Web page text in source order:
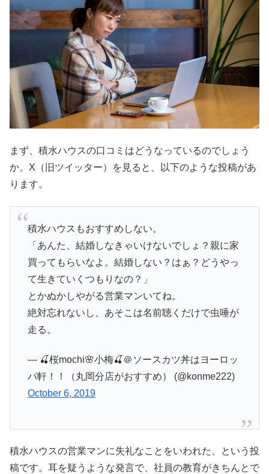
まず、積水ハウスの口コミはどうなっているのでしょう
か。X（旧ツイッター）を見ると、以下のような投稿があ
ります。
積水ハウスもおすすめしない。
「あんた、結婚しなきゃいけないでしょ？親に家
買ってもらいなよ。結婚しない？はぁ？どうやっ
て生きていくつもりなの？」
とかぬかしやがる営業マンいてね。
絶対忘れないし、あそこは名前聴くだけで虫唾が
走る。
— 🍒桜mochi🌸小梅🍒＠ソースカツ丼はヨーロッ
パ軒！！（丸岡分店がおすすめ） (@konme222)
October 6, 2019
積水ハウスの営業マンに失礼なことをいわれた、という投
稿です。耳を疑うような発言で、社員の教育がきちんとで